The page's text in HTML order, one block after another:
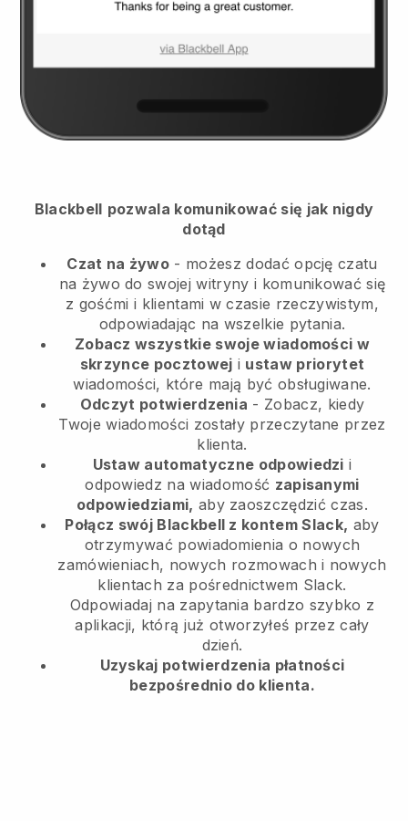
Blackbell pozwala komunikować się jak nigdy
dotąd
Czat na żywo - możesz dodać opcję czatu
na żywo do swojej witryny i komunikować się
z gośćmi i klientami w czasie rzeczywistym,
odpowiadając na wszelkie pytania.
Zobacz wszystkie swoje wiadomości w
skrzynce pocztowej i ustaw priorytet
wiadomości, które mają być obsługiwane.
Odczyt potwierdzenia - Zobacz, kiedy
Twoje wiadomości zostały przeczytane przez
klienta.
Ustaw automatyczne odpowiedzi i
odpowiedz na wiadomość zapisanymi
odpowiedziami, aby zaoszczędzić czas.
Połącz swój Blackbell z kontem Slack, aby
otrzymywać powiadomienia o nowych
zamówieniach, nowych rozmowach i nowych
klientach za pośrednictwem Slack.
Odpowiadaj na zapytania bardzo szybko z
aplikacji, którą już otworzyłeś przez cały
dzień.
Uzyskaj potwierdzenia płatności
bezpośrednio do klienta.